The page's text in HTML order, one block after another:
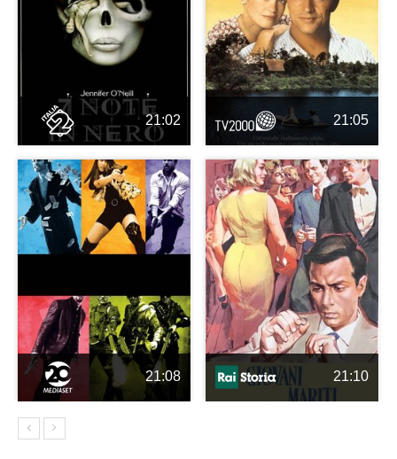
21:02 21:05
21:08 21:10